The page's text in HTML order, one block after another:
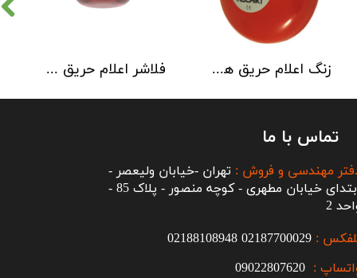
فلاشر اعلام حریق هوچیکی مدل CLB-E زنگ اعلام حریق هوچیکی Hochiki مدل MBF-6EV
تماس با ما
:
02187700029
02188108948
:
مهندسی و فروش : تهران -خیابان ولیعصر -
ابتدای خیابان مطهری - کوچه منصور - پلاک 85 -
2